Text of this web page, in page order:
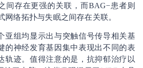
间存在更强的关联，而BAG−患者则
网络拓扑与失眠之间存在关联。
亚组均显示出与突触信号传导相关基
的神经发育基因集中表现出不同的表
轨迹。值得注意的是，抗抑郁治疗以